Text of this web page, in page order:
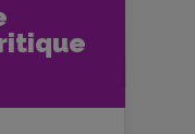
- la critique